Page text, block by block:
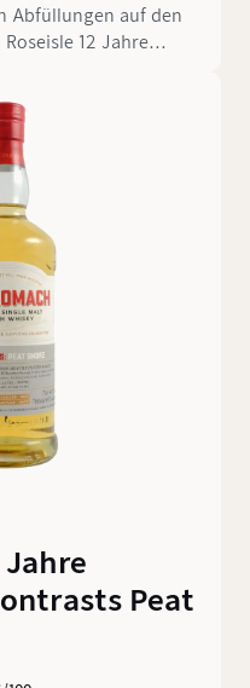
Abfüllungen auf den
12 Jahre
getreten
– insbesondere bei
mit etablierten
Jahre
Peat